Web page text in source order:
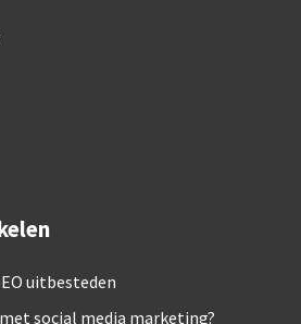
uitbesteden
social media marketing?